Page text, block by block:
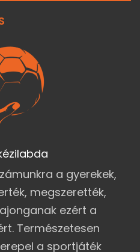
a gyerekek,
megszerették,
ezért a
Természetesen
a sportjáték